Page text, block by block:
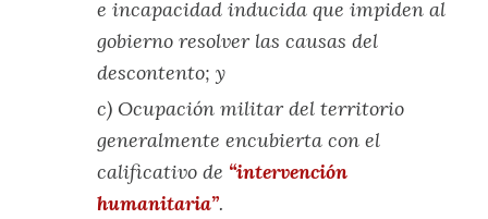
e incapacidad inducida que impiden al
gobierno resolver las causas del
descontento; y
c) Ocupación militar del territorio
generalmente encubierta con el
calificativo de “intervención
humanitaria”.